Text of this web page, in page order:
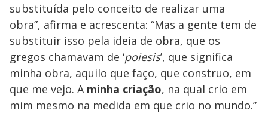
substituída pelo conceito de realizar uma
obra”, afirma e acrescenta: “Mas a gente tem de
substituir isso pela ideia de obra, que os
gregos chamavam de ‘poiesis’, que significa
minha obra, aquilo que faço, que construo, em
que me vejo. A minha criação, na qual crio em
mim mesmo na medida em que crio no mundo.”